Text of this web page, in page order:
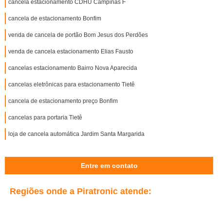
cancela estacionamento CDHU Campinas F
cancela de estacionamento Bonfim
venda de cancela de portão Bom Jesus dos Perdões
venda de cancela estacionamento Elias Fausto
cancelas estacionamento Bairro Nova Aparecida
cancelas eletrônicas para estacionamento Tietê
cancela de estacionamento preço Bonfim
cancelas para portaria Tietê
loja de cancela automática Jardim Santa Margarida
Entre em contato
Regiões onde a Piratronic atende: